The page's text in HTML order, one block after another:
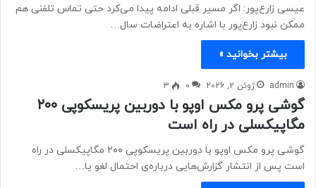
عیسی زارع‌پور: اگر مسیر قبلی ادامه پیدا می‌کرد حتی تماس تلفنی هم
ممکن نبود زارع‌پور با اشاره به اعتراضات سال…
بیشتر بخوانید »
admin ژوئن 2, 2026 0
3
گوشی پرو مکس اوپو با دوربین پریسکوپی ۲۰۰
مگاپیکسلی در راه است
گوشی پرو مکس اوپو با دوربین پریسکوپی ۲۰۰ مگاپیکسلی در راه
است پس از انتشار گزارش‌هایی درباره‌ی احتمال لغو یا…